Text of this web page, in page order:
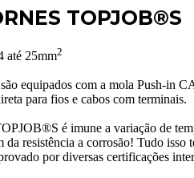
TOPJOB®S
até 25mm2
equipados com a mola Push-in
para fios e cabos com terminais.
é imune a variação de
resistência a corrosão! Tudo isso
por diversas certificações